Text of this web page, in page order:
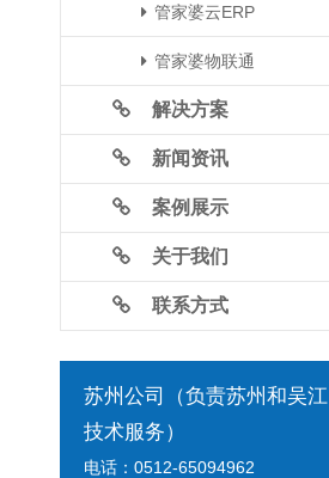
管家婆云ERP
管家婆物联通
解决方案
新闻资讯
案例展示
关于我们
联系方式
苏州公司（负责苏州和吴江
技术服务）
电话：0512-65094962